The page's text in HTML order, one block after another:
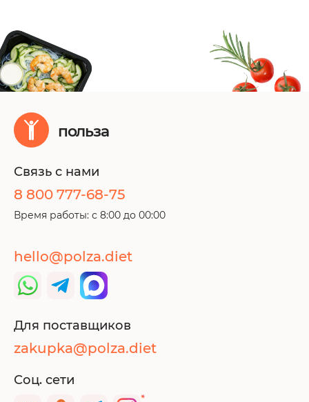
польза
Связь с нами
8 800 777-68-75
Время работы: с 8:00 до 00:00
hello@polza.diet
Для поставщиков
zakupka@polza.diet
Соц. сети